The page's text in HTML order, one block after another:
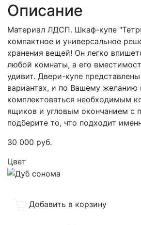
Описание
Материал ЛДСП. Шкаф-купе
компактное и универсальное
хранения вещей! Он легко
любой комнаты, а его
удивит. Двери-купе
вариантах, и по Вашему
комплектоваться необходимым
ящиков и угловым окончанием с
подберите то, что подходит
30 000 руб.
Цвет
Добавить в корзину